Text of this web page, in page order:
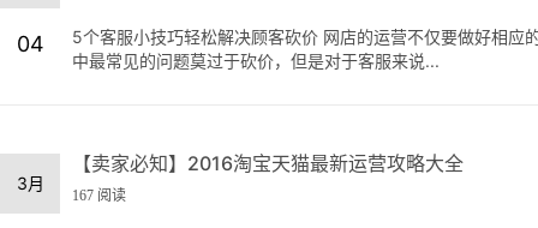
04
5个客服小技巧轻松解决顾客砍价 网店的运营不仅要做好相
中最常见的问题莫过于砍价，但是对于客服来说...
3月
【卖家必知】2016淘宝天猫最新运营攻略大全
167 阅读